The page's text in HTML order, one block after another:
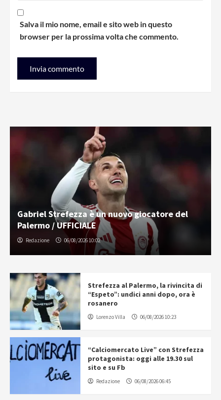
Salva il mio nome, email e sito web in questo
browser per la prossima volta che commento.
Gabriel Strefezza è un nuovo giocatore del
Palermo / UFFICIALE
Redazione 06/08/2026 10:02
Strefezza al Palermo, la rivincita di
“Espeto”: undici anni dopo, ora è
rosanero
Lorenzo Villa 06/08/2026 10:23
“Calciomercato Live” con Strefezza
protagonista: oggi alle 19.30 sul
sito e su Fb
Redazione 06/08/2026 06:45